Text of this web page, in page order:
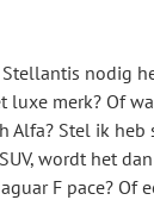
nodig
luxe merk? Of
Alfa? Stel ik
wordt het
F pace? Of